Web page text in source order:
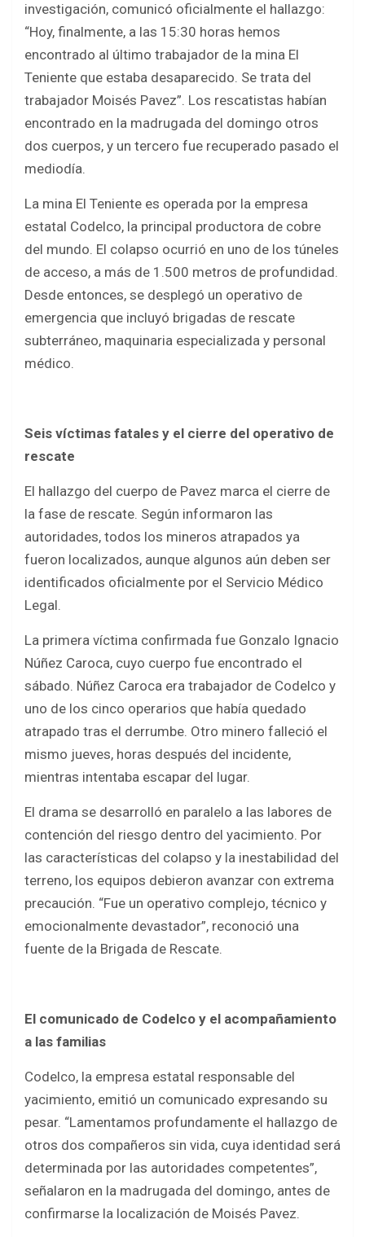
investigación, comunicó oficialmente el hallazgo:
“Hoy, finalmente, a las 15:30 horas hemos
encontrado al último trabajador de la mina El
Teniente que estaba desaparecido. Se trata del
trabajador Moisés Pavez”. Los rescatistas habían
encontrado en la madrugada del domingo otros
dos cuerpos, y un tercero fue recuperado pasado el
mediodía.
La mina El Teniente es operada por la empresa
estatal Codelco, la principal productora de cobre
del mundo. El colapso ocurrió en uno de los túneles
de acceso, a más de 1.500 metros de profundidad.
Desde entonces, se desplegó un operativo de
emergencia que incluyó brigadas de rescate
subterráneo, maquinaria especializada y personal
médico.
Seis víctimas fatales y el cierre del operativo de
rescate
El hallazgo del cuerpo de Pavez marca el cierre de
la fase de rescate. Según informaron las
autoridades, todos los mineros atrapados ya
fueron localizados, aunque algunos aún deben ser
identificados oficialmente por el Servicio Médico
Legal.
La primera víctima confirmada fue Gonzalo Ignacio
Núñez Caroca, cuyo cuerpo fue encontrado el
sábado. Núñez Caroca era trabajador de Codelco y
uno de los cinco operarios que había quedado
atrapado tras el derrumbe. Otro minero falleció el
mismo jueves, horas después del incidente,
mientras intentaba escapar del lugar.
El drama se desarrolló en paralelo a las labores de
contención del riesgo dentro del yacimiento. Por
las características del colapso y la inestabilidad del
terreno, los equipos debieron avanzar con extrema
precaución. “Fue un operativo complejo, técnico y
emocionalmente devastador”, reconoció una
fuente de la Brigada de Rescate.
El comunicado de Codelco y el acompañamiento
a las familias
Codelco, la empresa estatal responsable del
yacimiento, emitió un comunicado expresando su
pesar. “Lamentamos profundamente el hallazgo de
otros dos compañeros sin vida, cuya identidad será
determinada por las autoridades competentes”,
señalaron en la madrugada del domingo, antes de
confirmarse la localización de Moisés Pavez.